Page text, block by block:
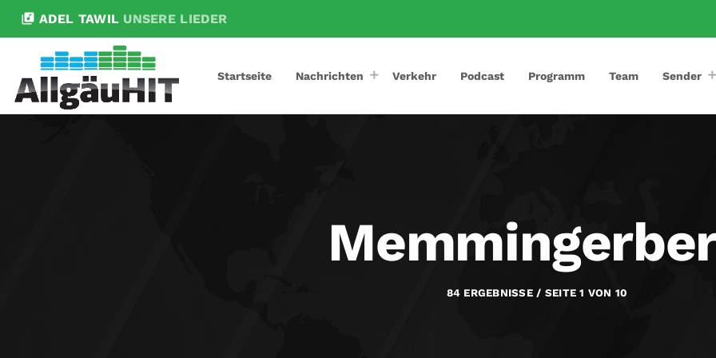
library_music ADEL TAWIL UNSERE LIEDER
Startseite Nachrichten Verkehr Podcast Programm Team Sender
84 ERGEBNISSE / SEITE 1 VON 10